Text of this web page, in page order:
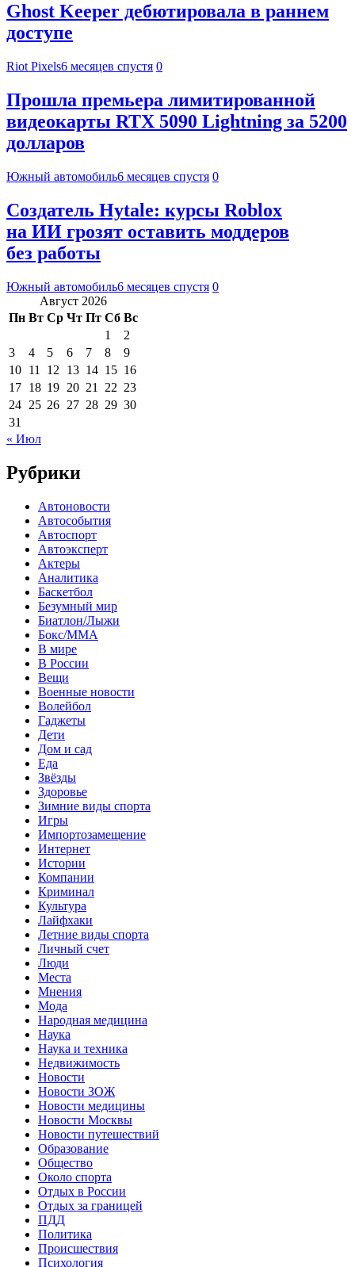
Ghost Keeper дебютировала в раннем
доступе
Riot Pixels6 месяцев спустя 0
Прошла премьера лимитированной
видеокарты RTX 5090 Lightning за 5200
долларов
Южный автомобиль6 месяцев спустя 0
Создатель Hytale: курсы Roblox
на ИИ грозят оставить моддеров
без работы
Южный автомобиль6 месяцев спустя 0
Август 2026
Пн Вт Ср Чт Пт Сб Вс
1
2
3
4 5 6 7 8
9
10 11 12 13 14 15 16
17 18 19 20 21 22 23
24 25 26 27 28 29 30
31
« Июл
Рубрики
Автоновости
Автособытия
Автоспорт
Автоэксперт
Актеры
Аналитика
Баскетбол
Безумный мир
Биатлон/Лыжи
Бокс/MMA
В мире
В России
Вещи
Военные новости
Волейбол
Гаджеты
Дети
Дом и сад
Еда
Звёзды
Здоровье
Зимние виды спорта
Игры
Импортозамещение
Интернет
Истории
Компании
Криминал
Культура
Лайфхаки
Летние виды спорта
Личный счет
Люди
Места
Мнения
Мода
Народная медицина
Наука
Наука и техника
Недвижимость
Новости
Новости ЗОЖ
Новости медицины
Новости Москвы
Новости путешествий
Образование
Общество
Около спорта
Отдых в России
Отдых за границей
ПДД
Политика
Происшествия
Психология